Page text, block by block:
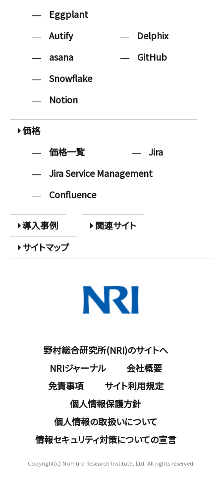
Eggplant
Autify
Delphix
asana
GitHub
Snowflake
Notion
価格
価格一覧
Jira
Jira Service Management
Confluence
導入事例
関連サイト
サイトマップ
野村総合研究所(NRI)のサイトへ
NRIジャーナル
会社概要
免責事項
サイト利用規定
個人情報保護方針
個人情報の取扱いについて
情報セキュリティ対策についての宣言
Copyright(c) Nomura Research Institute, Ltd. All rights reserved.